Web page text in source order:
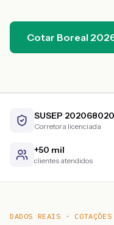
Cotar Boreal
SUSEP 202068020
Corretora licenciada
+50 mil
clientes atendidos
DADOS REAIS ·